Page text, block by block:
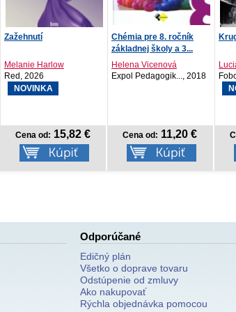
Chémia pre 8. ročník
Helena Vicenová
Expol Pedagogik..., 2018
Cena od: 11,20 €
Kruguerský masakr
Luciano Lamberti
Fobos, 2026
Cena od: 12,30 €
Odporúčané
Edičný plán
Všetko o doprave tovaru
Odstúpenie od zmluvy
Ako nakupovať
Rýchla objednávka pomocou